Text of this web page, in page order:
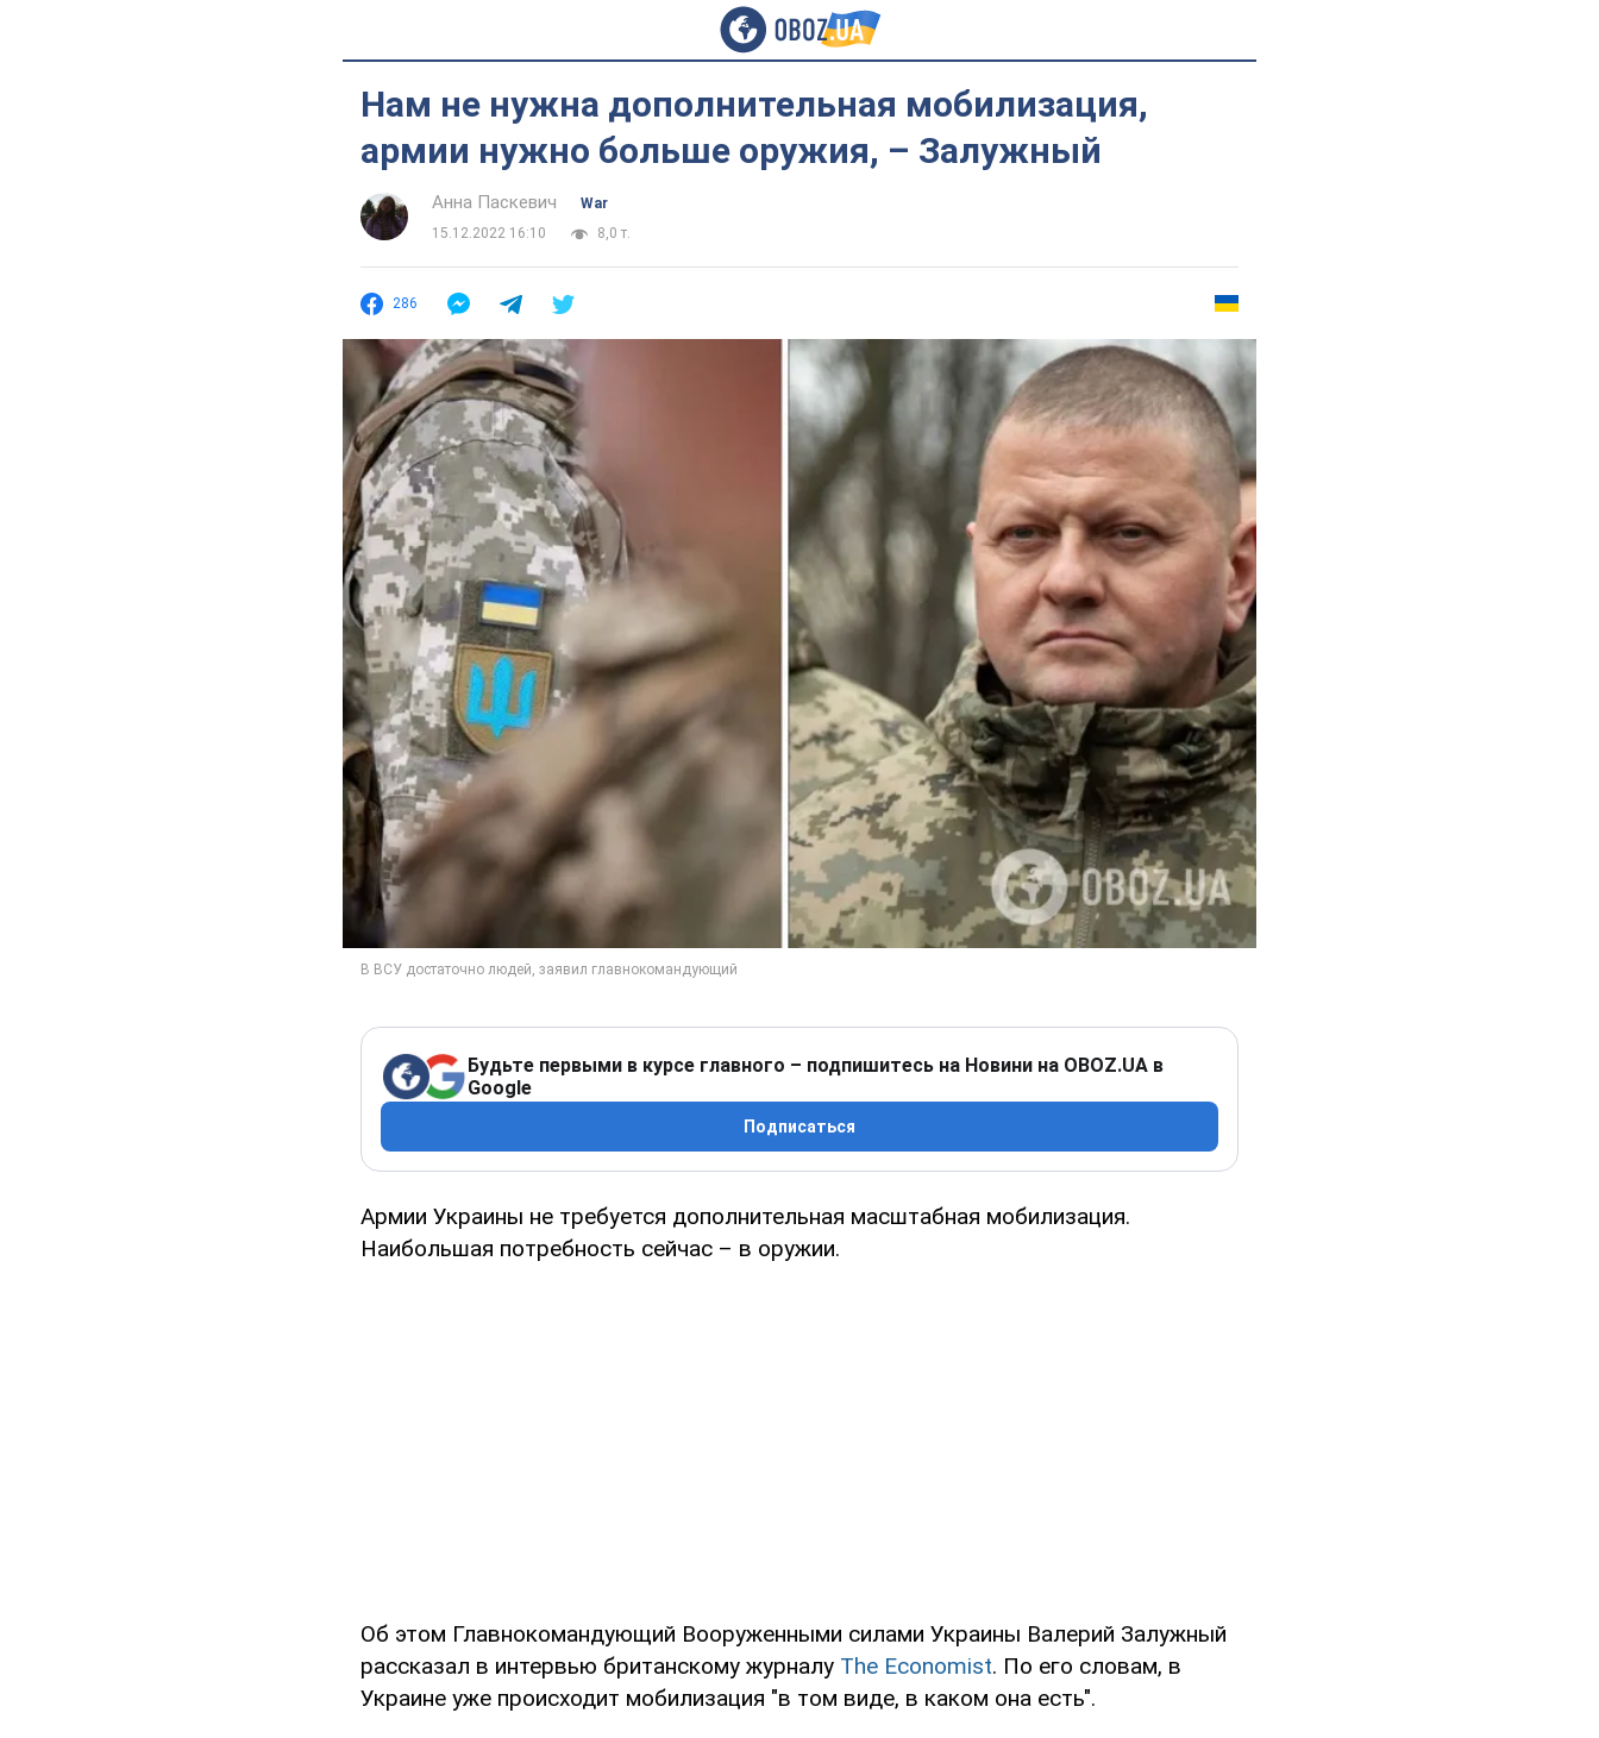
Нам не нужна дополнительная мобилизация,
армии нужно больше оружия, – Залужный
Анна Паскевич
War
15.12.2022 16:10
8,0 т.
286
Будьте первыми в курсе главного – подпишитесь на Новини на OBOZ.UA в
Google
Подписаться
Армии Украины не требуется дополнительная масштабная мобилизация.
Наибольшая потребность сейчас – в оружии.
Об этом Главнокомандующий Вооруженными силами Украины Валерий Залужный
рассказал в интервью британскому журналу The Economist. По его словам, в
Украине уже происходит мобилизация "в том виде, в каком она есть".